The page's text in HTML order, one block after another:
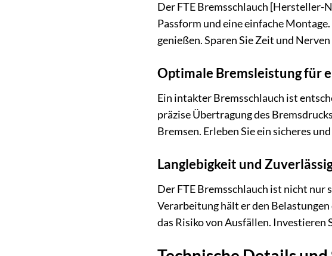
Der FTE Bremsschlauch [Hersteller-
Passform und eine einfache
genießen. Sparen Sie Zeit und
Optimale Bremsleistung für
Ein intakter Bremsschlauch ist
präzise Übertragung des
Bremsen. Erleben Sie ein sicheres
Langlebigkeit und
Der FTE Bremsschlauch ist nicht
Verarbeitung hält er den
das Risiko von Ausfällen.